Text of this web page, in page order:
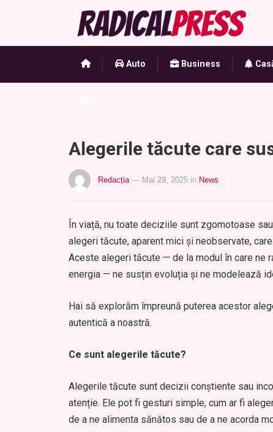
Auto Business
Alegerile tăcute care
Redacția — Mai 29, 2025 in News
În viață, nu toate deciziile sunt zgomotoase
alegeri tăcute, aparent mici și neobservate,
Aceste alegeri tăcute — de la modul în care ne
energia — ne susțin evoluția și ne modelează
Hai să explorăm împreună puterea acestor
autentică a noastră.
Ce sunt alegerile tăcute?
Alegerile tăcute sunt decizii conștiente sau
atenție. Ele pot fi gesturi simple, cum ar fi
de a ne alimenta sănătos sau de a ne acorda